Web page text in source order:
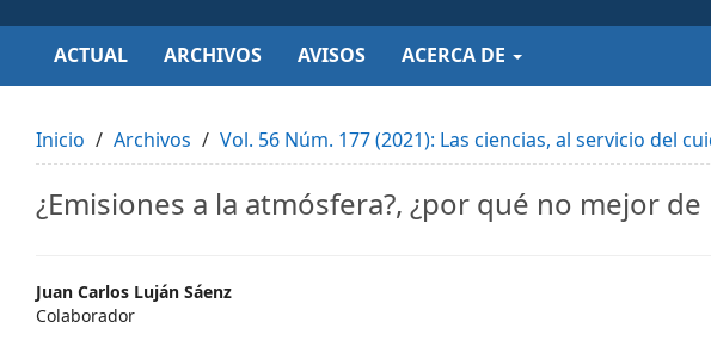
Content
Sidebar
ACTUAL ARCHIVOS AVISOS ACERCA DE
Inicio Archivos Vol. 56 Núm. 177 (2021): Las ciencias, al servicio del
¿Emisiones a la atmósfera?, ¿por qué no mejor
Main
Article
Juan Carlos Luján Sáenz
Colaborador